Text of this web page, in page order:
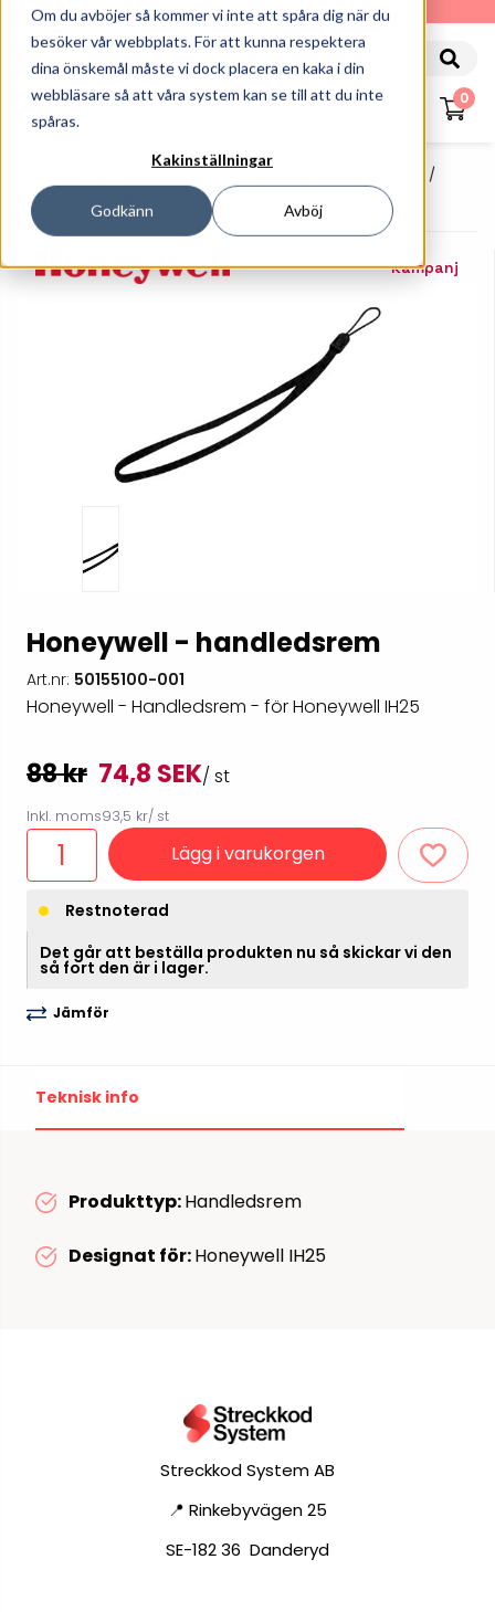
Om du avböjer så kommer vi inte att spåra dig när du
besöker vår webbplats. För att kunna respektera
dina önskemål måste vi dock placera en kaka i din
webbläsare så att våra system kan se till att du inte
spåras.
Kakinställningar
Godkänn Avböj
010-162 61 90
0
Handdatorer
Tillbehör Handdatorer
Honeywell - Handledsrem
Kampanj
Honeywell - handledsrem
Art.nr: 50155100-001
Honeywell - Handledsrem - för Honeywell IH25
88 kr 74,8 SEK/ st
Inkl. moms93,5 kr/ st
Lägg i varukorgen
Restnoterad
Det går att beställa produkten nu så skickar vi den
så fort den är i lager.
Jämför
Teknisk info
Produkttyp:Handledsrem
Designat för:Honeywell IH25
Streckkod System AB
📍 Rinkebyvägen 25
SE-182 36 Danderyd